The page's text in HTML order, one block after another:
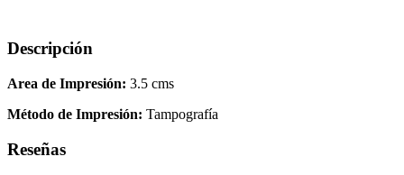
Descripción
Area de Impresión: 3.5 cms
Método de Impresión: Tampografía
Reseñas